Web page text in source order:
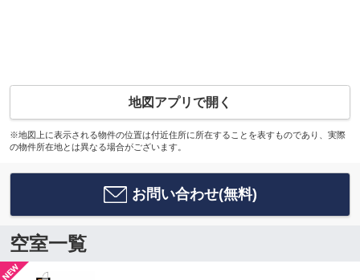
地図アプリで開く
※地図上に表示される物件の位置は付近住所に所在することを表すものであり、実際
の物件所在地とは異なる場合がございます。
お問い合わせ(無料)
空室一覧